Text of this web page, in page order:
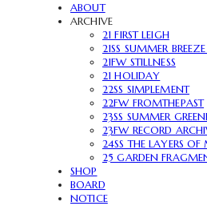
ABOUT
ARCHIVE
21 FIRST LEIGH
21SS SUMMER
21FW STILLNESS
21 HOLIDAY
22SS SIMPLEMENT
22FW FROMTHEPAST
23SS SUMMER
23FW RECORD
24SS THE LAYERS
25 GARDEN
SHOP
BOARD
NOTICE